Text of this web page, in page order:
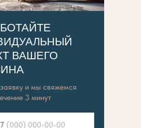
ВАШЕГО
и мы свяжемся
3 минут